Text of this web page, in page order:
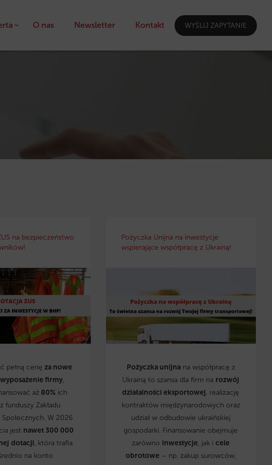
O nas Newsletter Kontakt WYŚLIJ ZAPYTANIE
na bezpieczeństwo
pełną cenęza nowe
firmy,
aż 80% ich
funduszy Zakładu
W 2026
jest nawet 300 000
dotacji, która trafia
na konto
Pożyczka Unijna na inwestycje
wspierające współpracę z Ukrainą!
Pożyczka unijnana współpracę z
Ukrainą to szansa dla firm na rozwój
działalności eksportowej, realizację
kontraktów międzynarodowych oraz
udział w odbudowie ukraińskiej
gospodarki. Finansowanie obejmuje
zarówno inwestycje, jak icele
obrotowe – np. zakup surowców,